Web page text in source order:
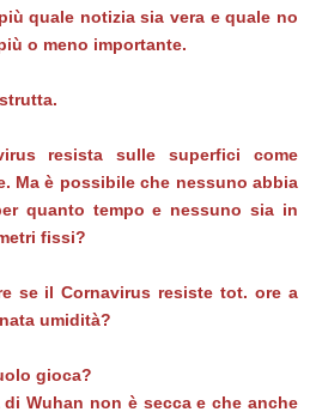
quale notizia sia vera e quale no
o meno importante.
resista sulle superfici come
Ma è possibile che nessuno abbia
quanto tempo e nessuno sia in
fissi?
se il Cornavirus resiste tot. ore a
umidità?
gioca?
di Wuhan non è secca e che anche